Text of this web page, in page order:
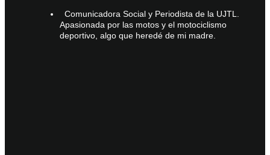
Comunicadora Social y Periodista de la UJTL.
Apasionada por las motos y el motociclismo
deportivo, algo que heredé de mi madre.